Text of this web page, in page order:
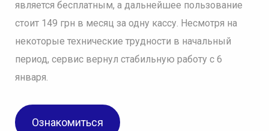
является бесплатным, а дальнейшее пользование
стоит 149 грн в месяц за одну кассу. Несмотря на
некоторые технические трудности в начальный
период, сервис вернул стабильную работу с 6
января.
Ознакомиться